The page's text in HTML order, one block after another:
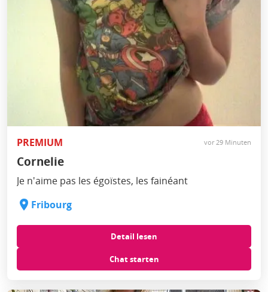
PREMIUM vor 29 Minuten
Cornelie
Je n'aime pas les égoïstes, les fainéant
Fribourg
Detail lesen
Chat starten